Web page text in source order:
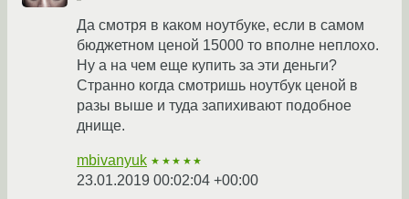
Да смотря в каком ноутбуке, если в самом
бюджетном ценой 15000 то вполне неплохо.
Ну а на чем еще купить за эти деньги?
Странно когда смотришь ноутбук ценой в
разы выше и туда запихивают подобное
днище.
mbivanyuk ★★★★★
23.01.2019 00:02:04 +00:00